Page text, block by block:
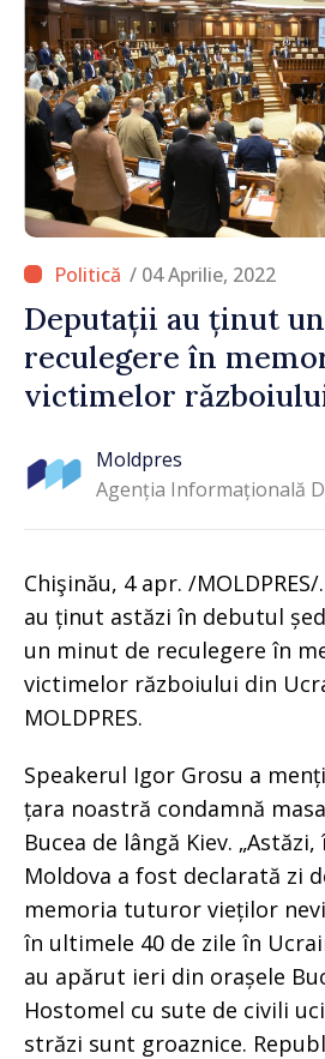
/ 04 Aprilie, 2022
Deputații au ținut
reculegere în
victimelor
Moldpres
Agenția Informațională
Chişinău, 4 apr. /
au ținut astăzi în debutul
un minut de reculegere în
victimelor războiului din
MOLDPRES.
Speakerul Igor Grosu a
țara noastră condamnă
Bucea de lângă Kiev.
Moldova a fost declarată zi
memoria tuturor vieților
în ultimele 40 de zile în
au apărut ieri din orașele
Hostomel cu sute de civili
străzi sunt groaznice.